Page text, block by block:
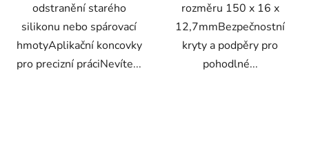
odstranění starého
silikonu nebo spárovací
hmotyAplikační koncovky
pro precizní práciNevíte...
rozměru 150 x 16 x
12,7mmBezpečnostní
kryty a podpěry pro
pohodlné...